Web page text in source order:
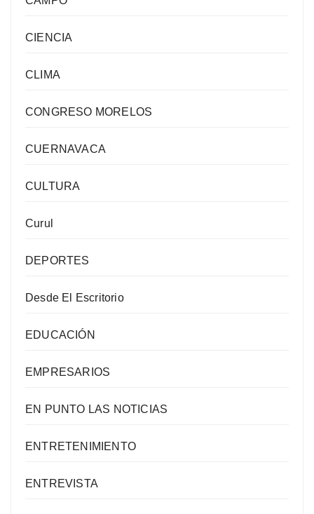
CIENCIA
CLIMA
CONGRESO MORELOS
CUERNAVACA
CULTURA
Curul
DEPORTES
Desde El Escritorio
EDUCACIÓN
EMPRESARIOS
EN PUNTO LAS NOTICIAS
ENTRETENIMIENTO
ENTREVISTA